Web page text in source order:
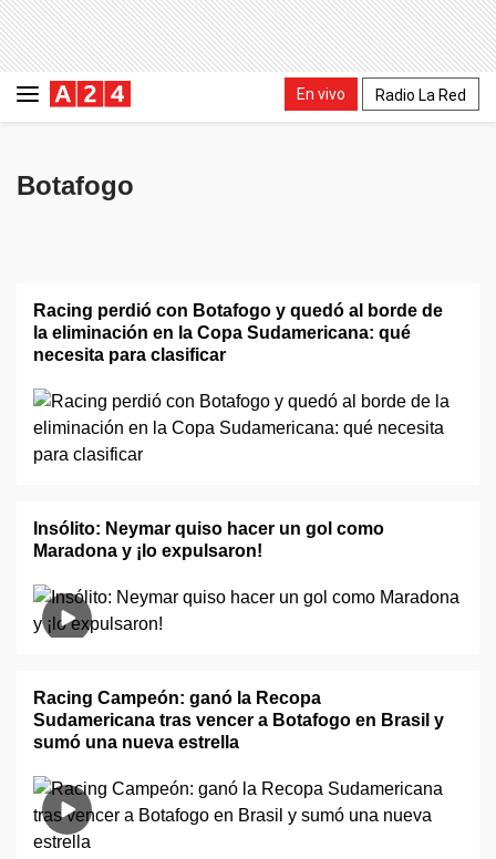
En vivo Radio La Red
Botafogo
Racing perdió con Botafogo y quedó al borde de
la eliminación en la Copa Sudamericana: qué
necesita para clasificar
Insólito: Neymar quiso hacer un gol como
Maradona y ¡lo expulsaron!
Racing Campeón: ganó la Recopa
Sudamericana tras vencer a Botafogo en Brasil y
sumó una nueva estrella